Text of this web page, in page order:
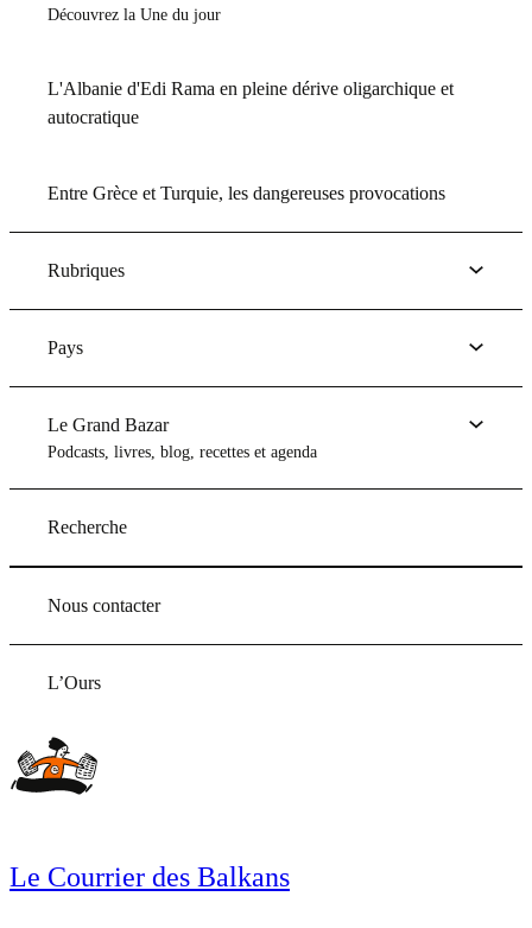
Découvrez la Une du jour
L'Albanie d'Edi Rama en pleine dérive oligarchique et
autocratique
Entre Grèce et Turquie, les dangereuses provocations
Rubriques
Pays
Le Grand Bazar
Podcasts, livres, blog, recettes et agenda
Recherche
Nous contacter
L’Ours
Le Courrier des Balkans